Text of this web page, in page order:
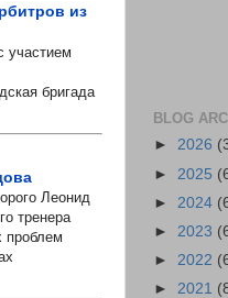
из
участием
бригада
Леонид
тренера
проблем
BLOG
► 2026
► 2025
► 2024
► 2023
► 2022
► 2021